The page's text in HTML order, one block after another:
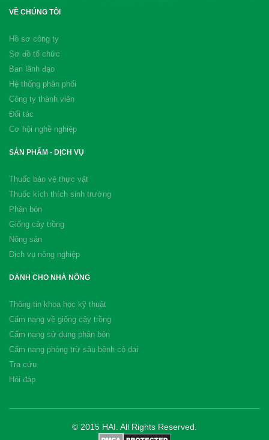
VỀ CHÚNG TÔI
Hồ sơ công ty
Sơ đồ tổ chức
Ban lãnh đạo
Hệ thống phân phối
Công ty thành viên
Đối tác
Cơ hội nghề nghiệp
SẢN PHẨM - DỊCH VỤ
Thuốc bảo vệ thực vật
Thuốc kích thích sinh trưởng
Phân bón
Giống cây trồng
Nông sản
Dịch vụ nông nghiệp
DÀNH CHO NHÀ NÔNG
Thông tin khoa học kỹ thuật
Cẩm nang về giống cây trồng
Cẩm nang sử dụng phân bón
Cẩm nang phòng trừ sâu bệnh cỏ dại
Tra cứu
Hỏi đáp
© 2015 HAI. All Rights Reserved.